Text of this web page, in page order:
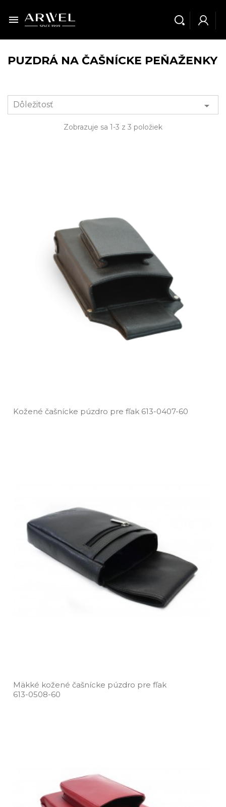

PUZDRÁ NA ČAŠNÍCKE PEŇAŽENKY
Dôležitosť 
Zobrazuje sa 1-3 z 3 položiek
Kožené čašnícke púzdro pre fľak 613­-0407­-60
Mäkké kožené čašnícke púzdro pre fľak
613­-0508­-60